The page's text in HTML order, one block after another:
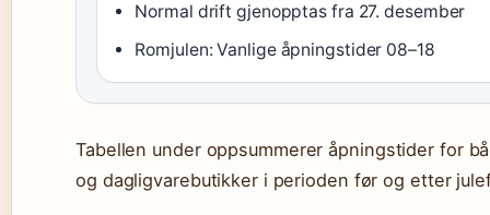
Normal drift gjenopptas fra 27. desember
Romjulen: Vanlige åpningstider 08–18
Tabellen under oppsummerer åpningstider for
og dagligvarebutikker i perioden før og etter